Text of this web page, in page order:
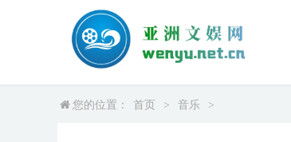
您的位置： 首页 > 音乐 >